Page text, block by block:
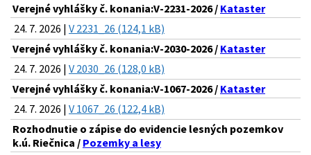
Verejné vyhlášky č. konania:V-2231-2026 / Kataster
24. 7. 2026 | V 2231_26 (124,1 kB)
Verejné vyhlášky č. konania:V-2030-2026 / Kataster
24. 7. 2026 | V 2030_26 (128,0 kB)
Verejné vyhlášky č. konania:V-1067-2026 / Kataster
24. 7. 2026 | V 1067_26 (122,4 kB)
Rozhodnutie o zápise do evidencie lesných pozemkov
k.ú. Riečnica / Pozemky a lesy